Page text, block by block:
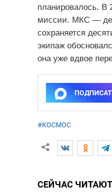
планировалось. В
миссии. МКС —
сохраняется
экипаж
она уже вдвое
#КОСМОС
СЕЙЧАС ЧИТАЮТ